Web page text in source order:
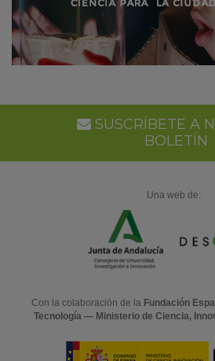
SUSCRÍBETE A
BOLETÍN
Una web de:
Con la colaboración de la Fundación
Tecnología — Ministerio de Ciencia,